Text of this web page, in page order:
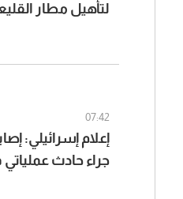
لتأهيل مطار
07:42
إعلام إسرائيلي:
جراء حادث